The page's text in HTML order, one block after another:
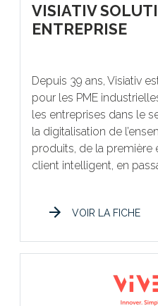
VISIATIV
ENTREPRISE
Depuis 39 ans, Visiativ
pour les PME
les entreprises dans le
la digitalisation de
produits, de la première
client intelligent, en
VOIR LA FICHE